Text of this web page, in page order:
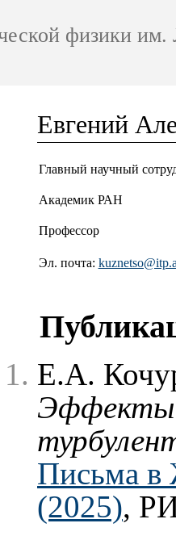
физики
Евгений
Главный научный
Академик РАН
Профессор
Эл. почта:
Е.А.
Эффекты
Письма
(2025),